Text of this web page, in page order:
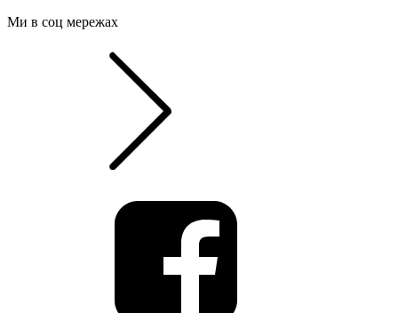
Ми в соц мережах